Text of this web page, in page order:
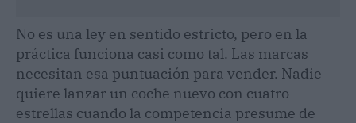
No es una ley en sentido estricto, pero en la
práctica funciona casi como tal. Las marcas
necesitan esa puntuación para vender. Nadie
quiere lanzar un coche nuevo con cuatro
estrellas cuando la competencia presume de